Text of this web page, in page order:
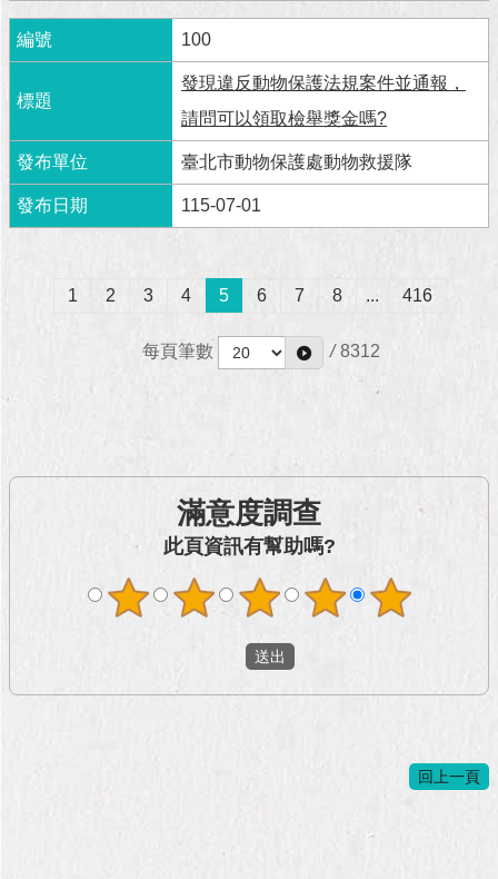
100
發現違反動物保護法規案件並通報，
請問可以領取檢舉獎金嗎?
臺北市動物保護處動物救援隊
115-07-01
1 2 3 4 5 6 7 8 ... 416
每頁筆數 / 8312
滿意度調查
此頁資訊有幫助嗎?
回上一頁